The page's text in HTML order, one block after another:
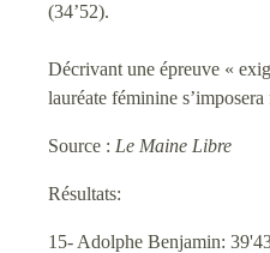
(34’52).
Décrivant une épreuve «
lauréate féminine
Source : Le Maine Libre
Résultats:
15- Adolphe Benjamin: